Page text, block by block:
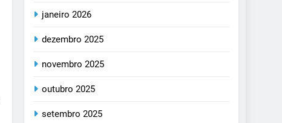
janeiro 2026
dezembro 2025
novembro 2025
outubro 2025
setembro 2025